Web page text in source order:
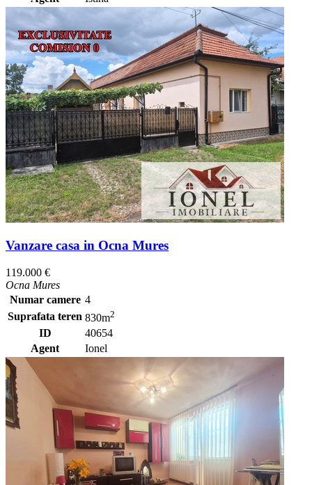
Vanzare casa in Ocna Mures
119.000 €
Ocna Mures
Numar camere 4
Suprafata teren 830m2
ID
40654
Agent
Ionel